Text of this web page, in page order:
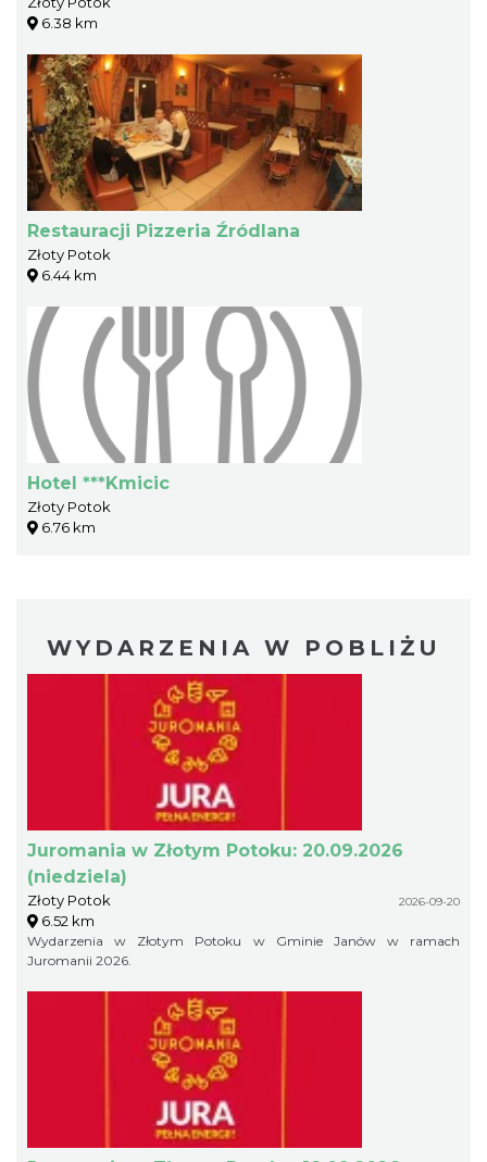
6.38 km
Restauracji Pizzeria Źródlana
Złoty Potok
6.44 km
Hotel ***Kmicic
Złoty Potok
6.76 km
WYDARZENIA W POBLIŻU
Juromania w Złotym Potoku: 20.09.2026
(niedziela)
Złoty Potok 2026-09-20
6.52 km
Wydarzenia w Złotym Potoku w Gminie Janów w ramach
Juromanii 2026.